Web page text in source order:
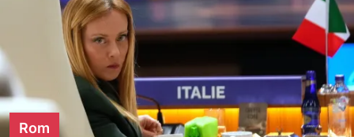
Rom